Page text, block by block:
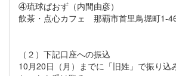
④琉球ぱおず（内間由彦）
飲茶・点心カフェ 那覇市首里鳥堀町1-
（２）下記口座への振込
10月20日（月）までに「旧姓」で振り込